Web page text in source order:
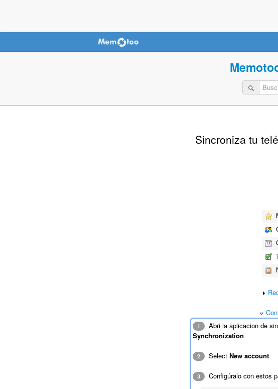
Sincroniza tu
1 Abri la aplicacion de
Synchronization
2 Select New account
3
Configúralo con estos